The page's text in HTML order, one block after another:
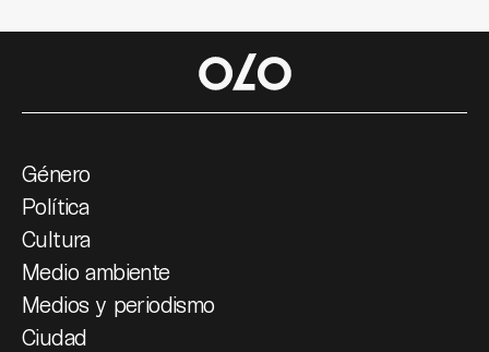
Género
Política
Cultura
Medio ambiente
Medios y periodismo
Ciudad